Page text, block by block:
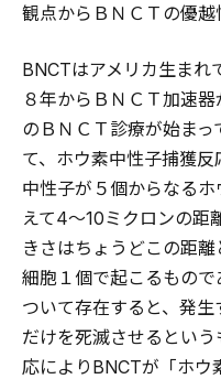
観点からＢＮＣＴの優越
BNCTはアメリカ生まれ
８年からＢＮＣＴ加速
のＢＮＣＴ診療が始ま
て、ホウ素中性子捕獲反
中性子が５個からなる
えて4～10ミクロンの距
きさはちょうどこの距
細胞１個で起こるもの
ついて存在すると、発
だけを死滅させるとい
応によりBNCTが「ホウ